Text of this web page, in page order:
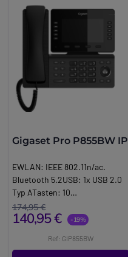
Gigaset Pro P855BW IP
EWLAN: IEEE 802.11n/ac.
Bluetooth 5.2USB: 1x USB 2.0
Typ ATasten: 10
programmierbare, 4
kontextabhängige, 5 Wege.
174,95 €
140,95 € -19%
Ref: GIP855BW